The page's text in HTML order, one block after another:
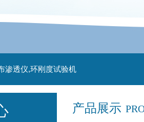
渗透仪,环刚度试验机
产品展示